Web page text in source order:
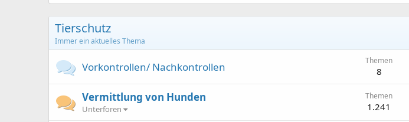
Tierschutz
Immer ein aktuelles Thema
Vorkontrollen/ Nachkontrollen Themen
8
Vermittlung von Hunden
Unterforen
Themen
1.241